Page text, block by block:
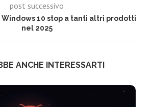
post successivo
10 stop a tanti altri prodotti
nel 2025
ANCHE INTERESSARTI